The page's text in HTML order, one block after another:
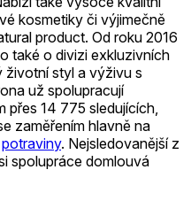
kosmetiky či výjimečně
product. Od roku 2016
také o divizi exkluzivních
životní styl a výživu s
už spolupracují
přes 14 775 sledujících,
zaměřením hlavně na
potraviny. Nejsledovanější z
spolupráce domlouvá